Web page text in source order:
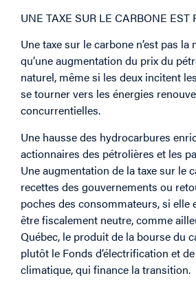
UNE TAXE SUR LE CARBONE EST
Une taxe sur le carbone n’est pas la
qu’une augmentation du prix du
naturel, même si les deux incitent
se tourner vers les énergies
concurrentielles.
Une hausse des hydrocarbures
actionnaires des pétrolières et les
Une augmentation de la taxe sur le
recettes des gouvernements ou
poches des consommateurs, si elle
être fiscalement neutre, comme
Québec, le produit de la bourse du
plutôt le Fonds d’électrification et
climatique, qui finance la transition.